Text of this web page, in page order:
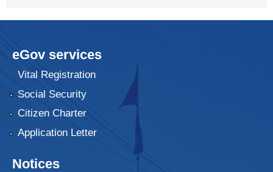
eGov services
Vital Registration
Social Security
Citizen Charter
Application Letter
Notices